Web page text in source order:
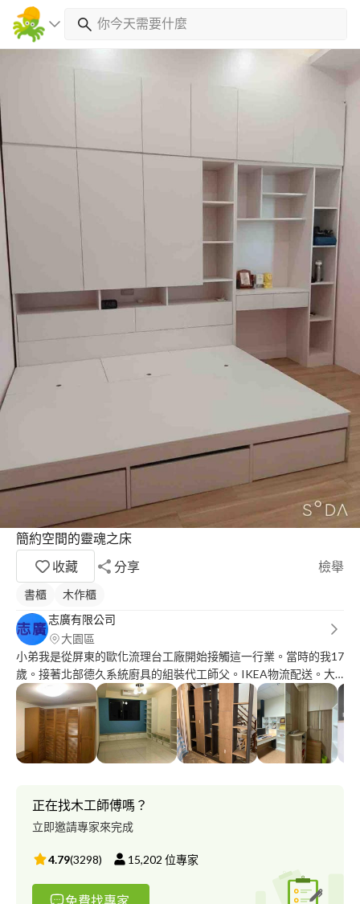
簡約空間的靈魂之床
收藏
分享 檢舉
書櫃
木作櫃
志廣有限公司
大園區
小弟我是從屏東的歐化流理台工廠開始接觸這一行業。當時的我17
歲。接著北部德久系統廚具的組裝代工師父。IKEA物流配送。大
鼎廚具。京華城3樓高級珠寶商場裝修（哪一年的我好想離開）怎
麼知道後來還是歐德集團「優渥實木」工務師傅。一路來到今天的
志廣。所以當各位有需求的老闆。可以給我們一個機會為你們服
務。我們一定會盡心盡力幫你完成任務 系統櫃。系統廚具量身訂
製打造專屬風格 明架。暗架。平釘天花板。木作單面牆。木作地
吊櫃。玻璃展示櫃。浴櫃。浴櫃。鏡櫃。輕鋼架隔間牆。各式輕裝
潢。都歡迎指教 當你們有好的想法。害怕來的師傅不夠細心。專
業。有經驗。那你們一定要找我。大聲告訴我們你想要的。讓我們
用我們的專業。來創造各位心中的夢。
正在找木工師傅嗎？
立即邀請專家來完成
4.79(3298) 15,202 位專家
免費找專家